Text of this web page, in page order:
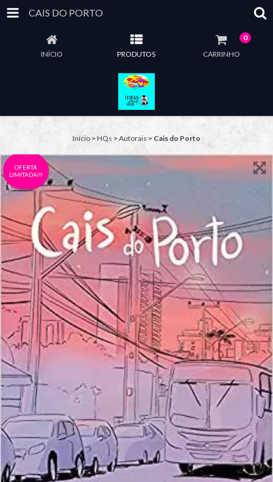
CAIS DO PORTO
INÍCIO PRODUTOS CARRINHO
0
Início > HQs > Autorais > Cais do Porto
OFERTA
LIMITADA!!!